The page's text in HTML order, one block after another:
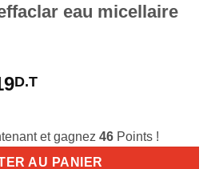
eau micellaire
D.TLe
est :
45.619D.T.
et gagnez 46 Points !
AU PANIER